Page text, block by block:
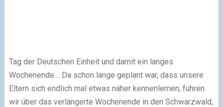
Tag der Deutschen Einheit und damit ein langes
Wochenende.....Da schon lange geplant war, dass unsere
Eltern sich endlich mal etwas näher kennenlernen, fuhren
wir über das verlängerte Wochenende in den Schwarzwald,